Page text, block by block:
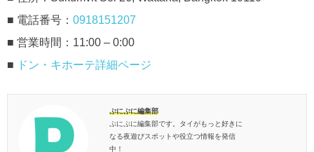
■ 電話番号： 0918151207
■ 営業時間：11:00 – 0:00
■ ドン・キホーテ詳細ページ
ぷにぷに編集部
ぷにぷに編集部です。タイがもっと好きに
なる夜遊びスポットや役立つ情報を発信
中！